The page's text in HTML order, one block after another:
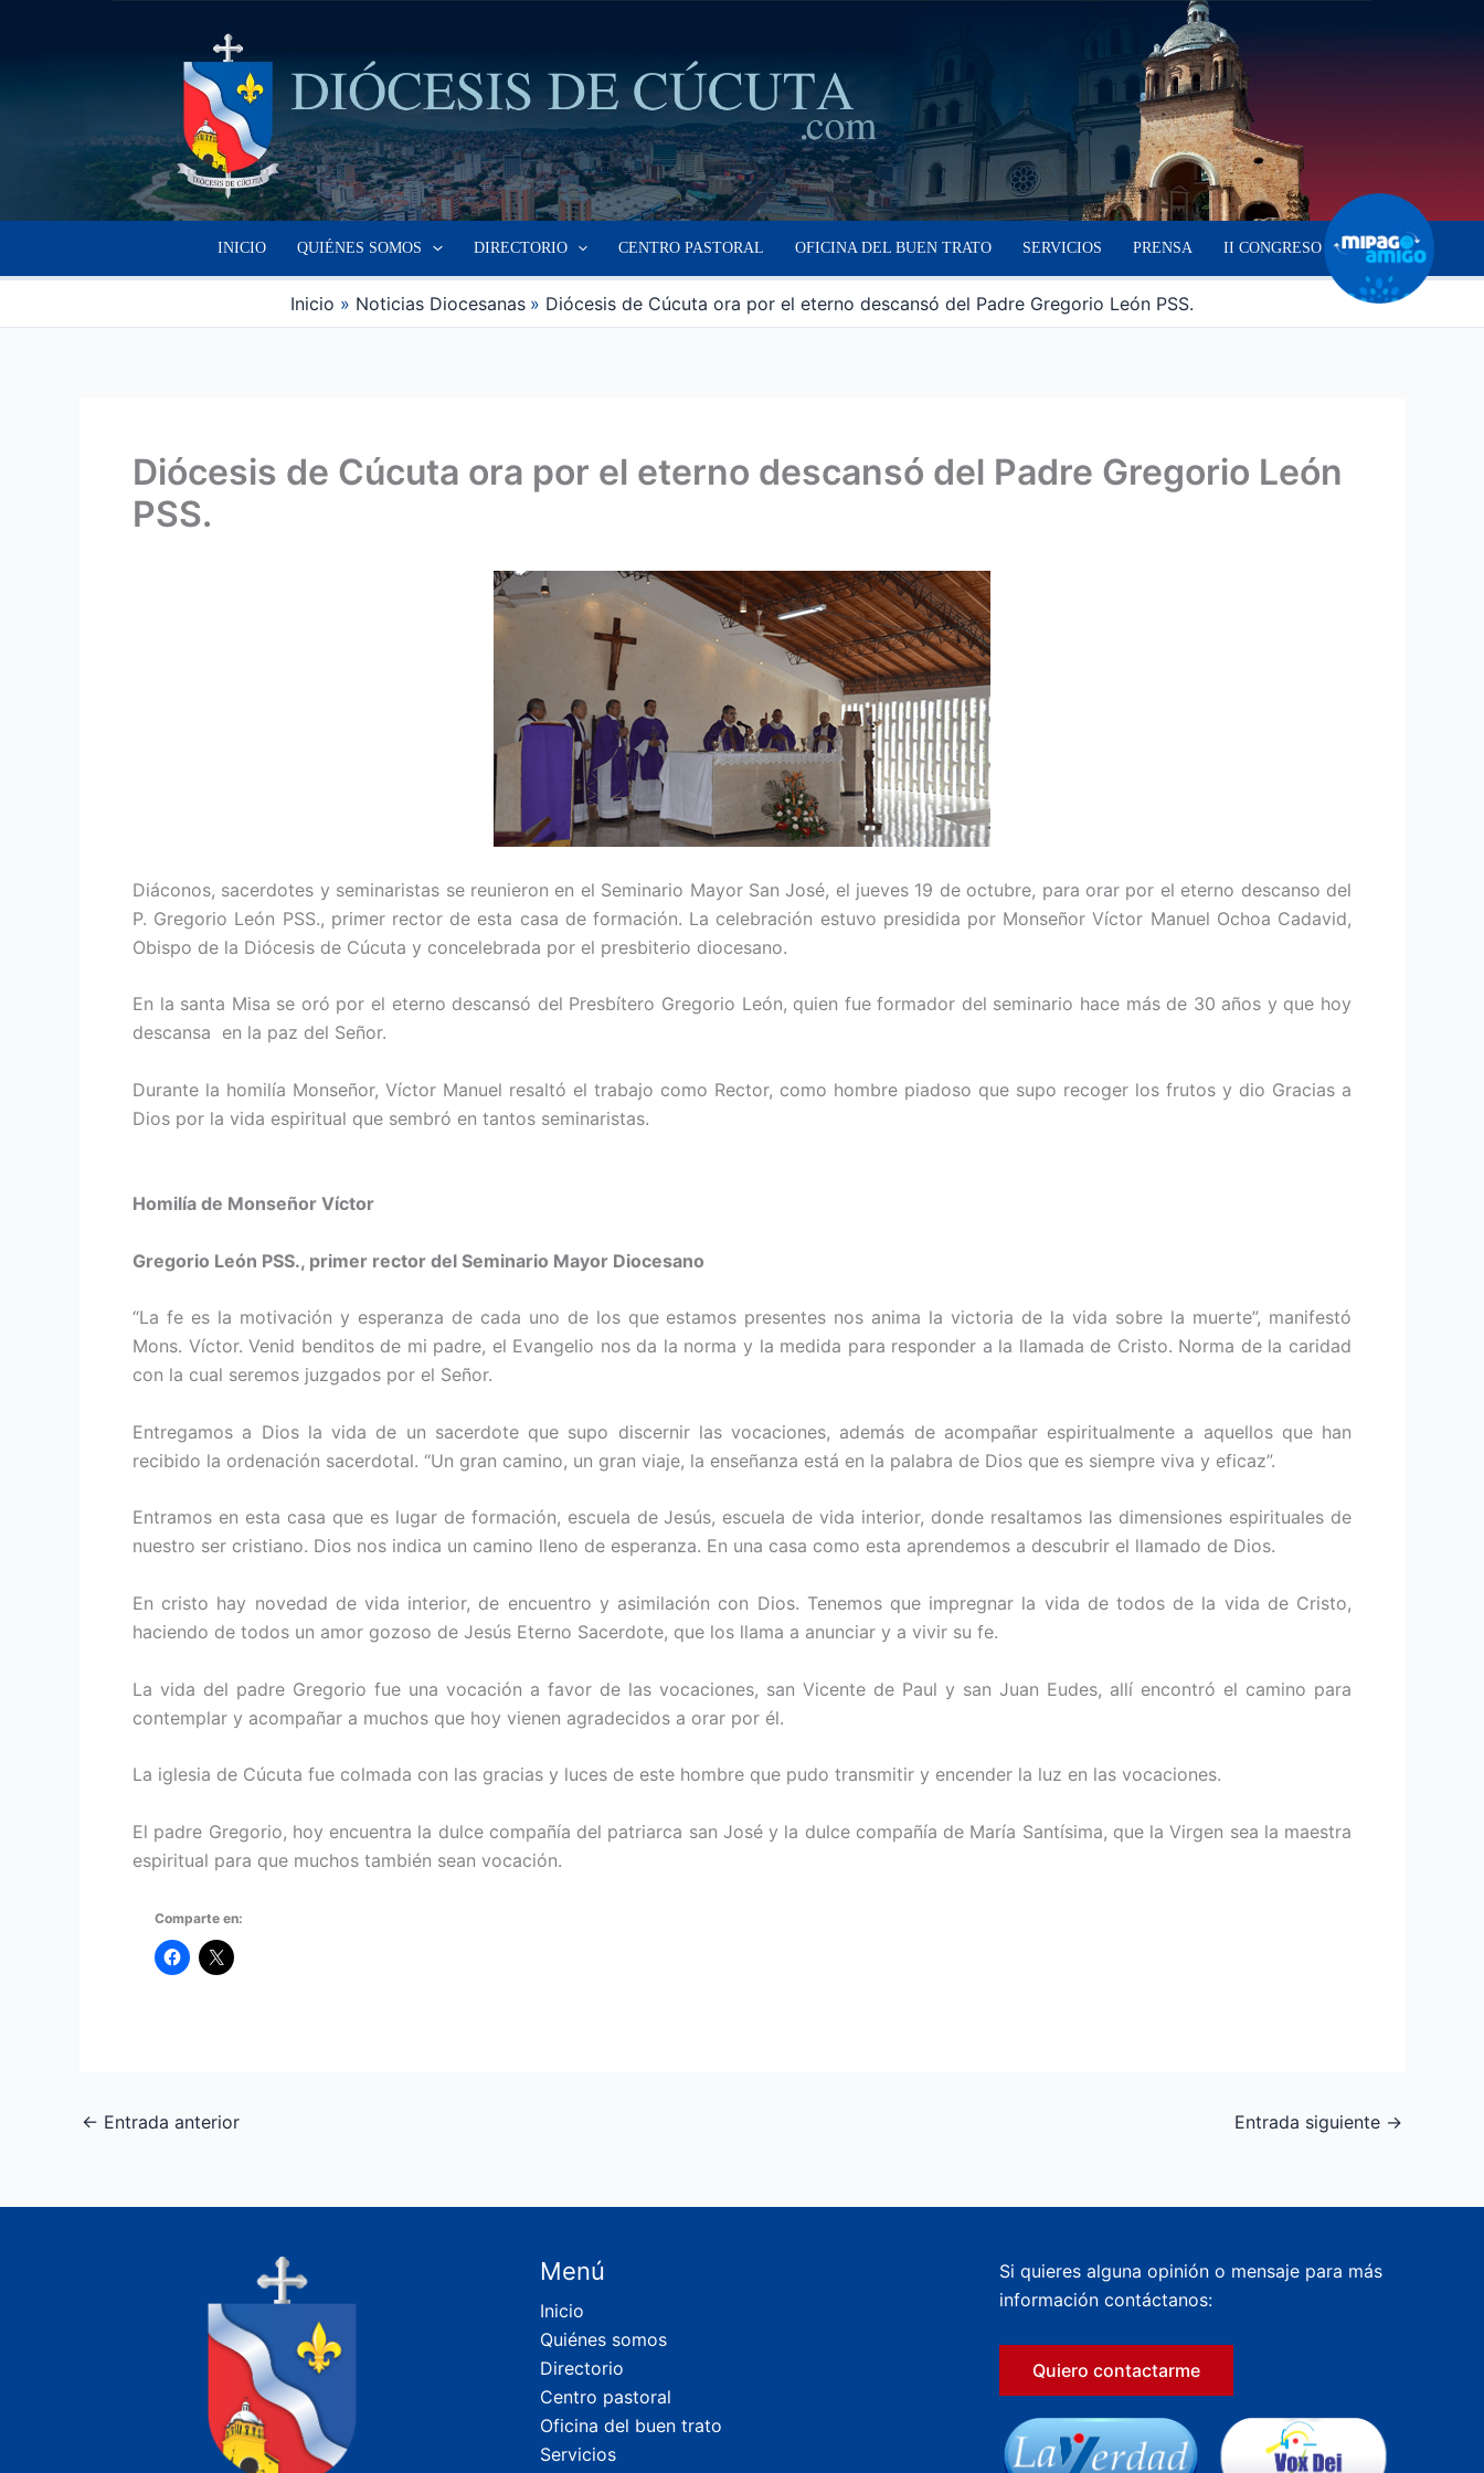
INICIO QUIÉNES SOMOS DIRECTORIO CENTRO PASTORAL OFICINA DEL BUEN TRATO SERVICIOS PRENSA II CONGRESO
Inicio Noticias Diocesanas Diócesis de Cúcuta ora por el eterno descansó del Padre Gregorio León PSS.
Diócesis de Cúcuta ora por el eterno descansó del Padre Gregorio León
PSS.
Diáconos, sacerdotes y seminaristas se reunieron en el Seminario Mayor San José, el jueves 19 de octubre, para orar por el eterno descanso del
P. Gregorio León PSS., primer rector de esta casa de formación. La celebración estuvo presidida por Monseñor Víctor Manuel Ochoa Cadavid,
Obispo de la Diócesis de Cúcuta y concelebrada por el presbiterio diocesano.
En la santa Misa se oró por el eterno descansó del Presbítero Gregorio León, quien fue formador del seminario hace más de 30 años y que hoy
descansa en la paz del Señor.
Durante la homilía Monseñor, Víctor Manuel resaltó el trabajo como Rector, como hombre piadoso que supo recoger los frutos y dio Gracias a
Dios por la vida espiritual que sembró en tantos seminaristas.
Homilía de Monseñor Víctor
Gregorio León PSS., primer rector del Seminario Mayor Diocesano
“La fe es la motivación y esperanza de cada uno de los que estamos presentes nos anima la victoria de la vida sobre la muerte”, manifestó
Mons. Víctor. Venid benditos de mi padre, el Evangelio nos da la norma y la medida para responder a la llamada de Cristo. Norma de la caridad
con la cual seremos juzgados por el Señor.
Entregamos a Dios la vida de un sacerdote que supo discernir las vocaciones, además de acompañar espiritualmente a aquellos que han
recibido la ordenación sacerdotal. “Un gran camino, un gran viaje, la enseñanza está en la palabra de Dios que es siempre viva y eficaz”.
Entramos en esta casa que es lugar de formación, escuela de Jesús, escuela de vida interior, donde resaltamos las dimensiones espirituales de
nuestro ser cristiano. Dios nos indica un camino lleno de esperanza. En una casa como esta aprendemos a descubrir el llamado de Dios.
En cristo hay novedad de vida interior, de encuentro y asimilación con Dios. Tenemos que impregnar la vida de todos de la vida de Cristo,
haciendo de todos un amor gozoso de Jesús Eterno Sacerdote, que los llama a anunciar y a vivir su fe.
La vida del padre Gregorio fue una vocación a favor de las vocaciones, san Vicente de Paul y san Juan Eudes, allí encontró el camino para
contemplar y acompañar a muchos que hoy vienen agradecidos a orar por él.
La iglesia de Cúcuta fue colmada con las gracias y luces de este hombre que pudo transmitir y encender la luz en las vocaciones.
El padre Gregorio, hoy encuentra la dulce compañía del patriarca san José y la dulce compañía de María Santísima, que la Virgen sea la maestra
espiritual para que muchos también sean vocación.
Comparte en:
← Entrada anterior Entrada siguiente →
Menú
Inicio
Quiénes somos
Directorio
Centro pastoral
Oficina del buen trato
Servicios
Si quieres alguna opinión o mensaje para más
información contáctanos:
Quiero contactarme